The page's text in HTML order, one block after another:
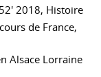
2018, Histoire
de France,
Alsace Lorraine